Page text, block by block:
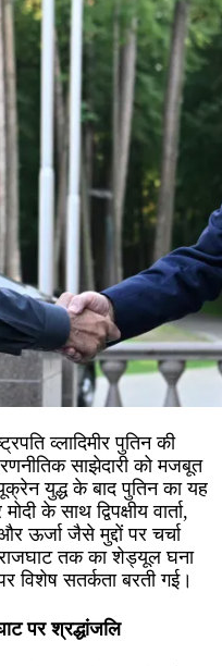
व्लादिमीर पुतिन की
साझेदारी को मजबूत
युद्ध के बाद पुतिन का यह
के साथ द्विपक्षीय वार्ता,
ऊर्जा जैसे मुद्दों पर चर्चा
तक का शेड्यूल घना
विशेष सतर्कता बरती गई।
पर श्रद्धांजलि